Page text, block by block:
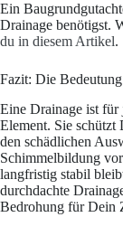
Ein
Drainage benötigst.
du in diesem Artikel.
Fazit: Die
Eine Drainage ist für
Element. Sie
den schädlichen
Schimmelbildung
langfristig stabil
durchdachte
Bedrohung für Dein